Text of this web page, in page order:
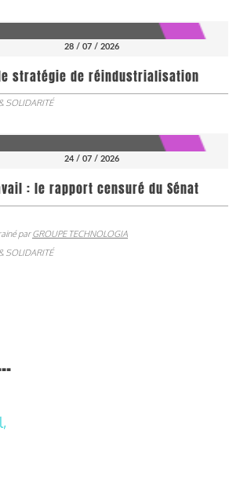
28 / 07 / 2026
stratégie de réindustrialisation
SOLIDARITÉ
24 / 07 / 2026
: le rapport censuré du Sénat
parGROUPE TECHNOLOGIA
SOLIDARITÉ